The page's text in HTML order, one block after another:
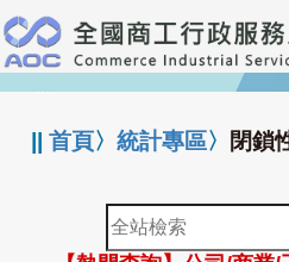
跳
到
主
要
:::
||首頁〉統計專區〉 閉鎖
全
站